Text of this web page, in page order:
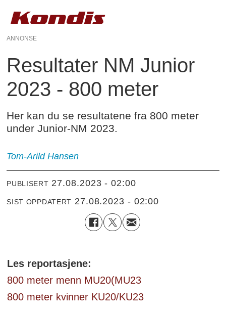
ANNONSE
Resultater NM Junior
2023 - 800 meter
Her kan du se resultatene fra 800 meter
under Junior-NM 2023.
Tom-Arild Hansen
PUBLISERT 27.08.2023 - 02:00
SIST OPPDATERT 27.08.2023 - 02:00
Les reportasjene:
800 meter menn MU20(MU23
800 meter kvinner KU20/KU23